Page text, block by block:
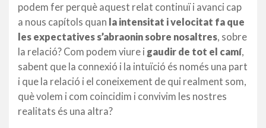
podem fer perquè aquest relat continuï i avanci cap
a nous capítols quan la intensitat i velocitat fa que
les expectatives s’abraonin sobre nosaltres, sobre
la relació? Com podem viure i gaudir de tot el camí,
sabent que la connexió i la intuïció és només una part
i que la relació i el coneixement de qui realment som,
què volem i com coincidim i convivim les nostres
realitats és una altra?